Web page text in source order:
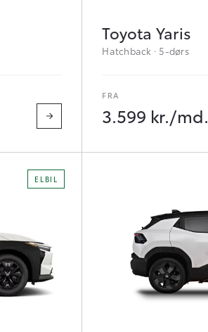
Toyota Yaris
Hatchback · 5-dørs
3.599 kr./md.
ELBIL